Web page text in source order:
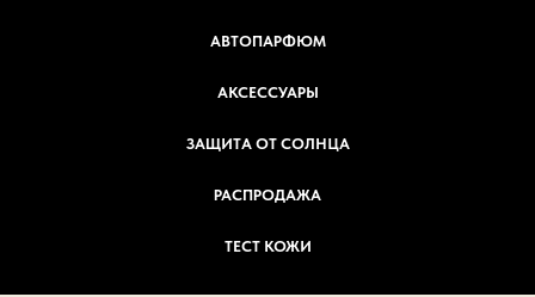
АВТОПАРФЮМ
АКСЕССУАРЫ
ЗАЩИТА ОТ СОЛНЦА
РАСПРОДАЖА
ТЕСТ КОЖИ